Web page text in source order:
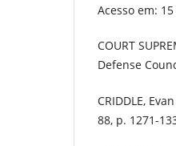
Acesso em:
COURT
Defense
CRIDDLE,
88, p. 1271-